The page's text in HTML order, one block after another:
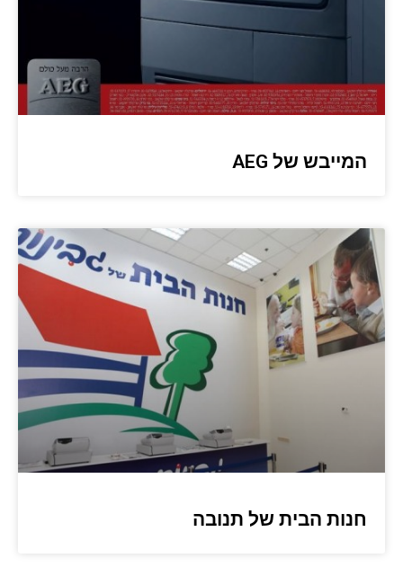
המייבש של AEG
חנות הבית של תנובה